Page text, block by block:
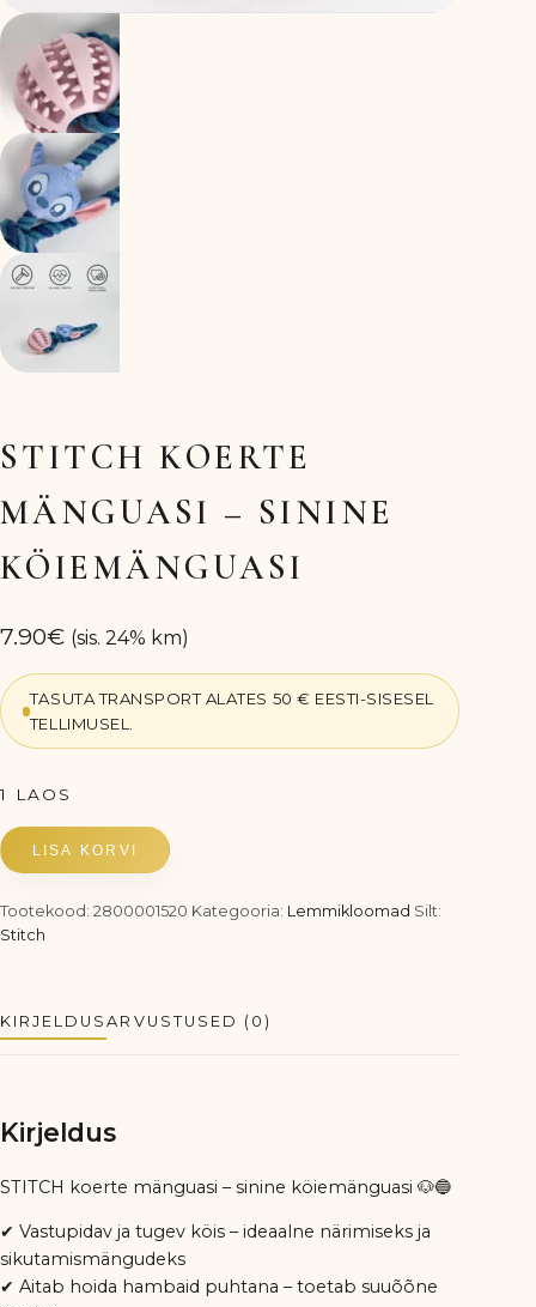
STITCH KOERTE
MÄNGUASI – SININE
KÖIEMÄNGUASI
7.90€ (sis. 24% km)
TASUTA TRANSPORT ALATES 50 € EESTI-SISESEL
TELLIMUSEL.
1 LAOS
STITCH
mänguasi
köiemänguasi
kogus
LISA KORVI
Tootekood: 2800001520 Kategooria: Lemmikloomad Silt:
Stitch
KIRJELDUSARVUSTUSED (0)
Kirjeldus
STITCH koerte mänguasi – sinine köiemänguasi 🐶🔵
✔ Vastupidav ja tugev köis – ideaalne närimiseks ja
sikutamismängudeks
✔ Aitab hoida hambaid puhtana – toetab suuõõne